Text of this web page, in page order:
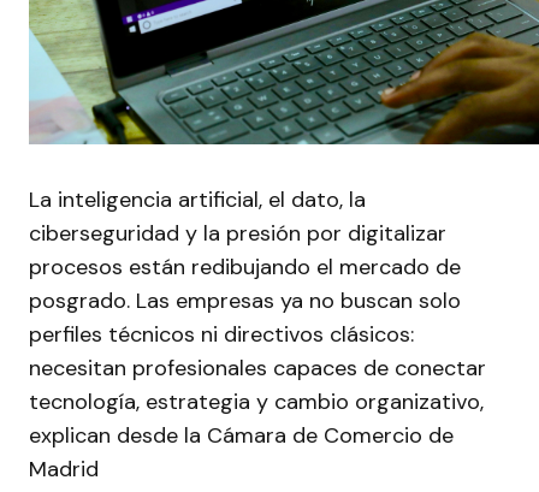
La inteligencia artificial, el dato, la
ciberseguridad y la presión por digitalizar
procesos están redibujando el mercado de
posgrado. Las empresas ya no buscan solo
perfiles técnicos ni directivos clásicos:
necesitan profesionales capaces de conectar
tecnología, estrategia y cambio organizativo,
explican desde la Cámara de Comercio de
Madrid